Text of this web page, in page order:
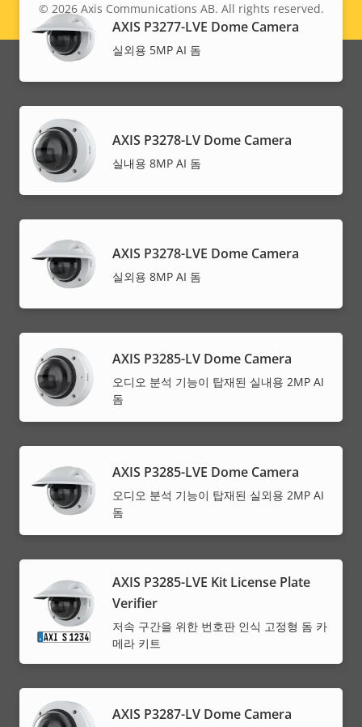
AXIS P3277-LVE Dome Camera
실외용 5MP AI 돔
AXIS P3278-LV Dome Camera
실내용 8MP AI 돔
AXIS P3278-LVE Dome Camera
실외용 8MP AI 돔
AXIS P3285-LV Dome Camera
오디오 분석 기능이 탑재된 실내용 2MP AI
돔
AXIS P3285-LVE Dome Camera
오디오 분석 기능이 탑재된 실외용 2MP AI
돔
AXIS P3285-LVE Kit License Plate
Verifier
저속 구간을 위한 번호판 인식 고정형 돔 카
메라 키트
AXIS P3287-LV Dome Camera
Legal
menu
© 2026Axis Communications AB. All rights reserved.